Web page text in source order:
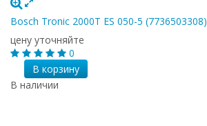
Bosch Tronic 2000T ES 050-5 (7736503308)
цену уточняйте
0
В корзину
В наличии